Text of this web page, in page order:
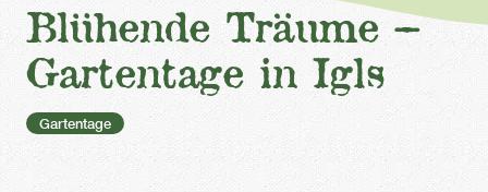
Blühende Träume –
Gartentage in Igls
Gartentage